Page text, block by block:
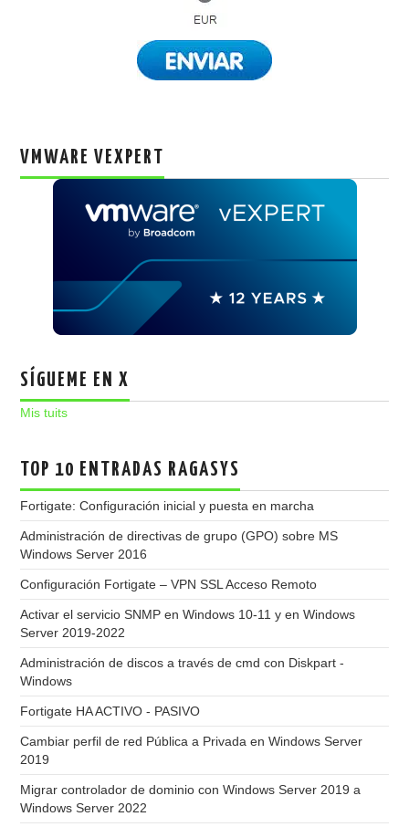
VMWARE VEXPERT
SÍGUEME EN X
Mis tuits
TOP 10 ENTRADAS RAGASYS
Fortigate: Configuración inicial y puesta en marcha
Administración de directivas de grupo (GPO) sobre MS
Windows Server 2016
Configuración Fortigate – VPN SSL Acceso Remoto
Activar el servicio SNMP en Windows 10-11 y en Windows
Server 2019-2022
Administración de discos a través de cmd con Diskpart -
Windows
Fortigate HA ACTIVO - PASIVO
Cambiar perfil de red Pública a Privada en Windows Server
2019
Migrar controlador de dominio con Windows Server 2019 a
Windows Server 2022